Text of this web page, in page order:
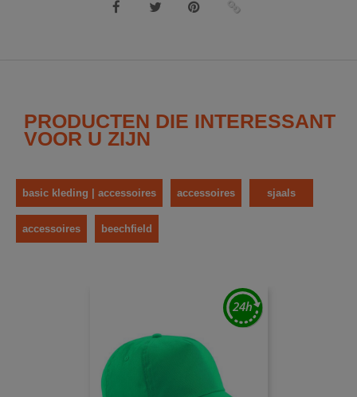
PRODUCTEN DIE INTERESSANT
VOOR U ZIJN
basic kleding | accessoires accessoires sjaals
accessoires beechfield